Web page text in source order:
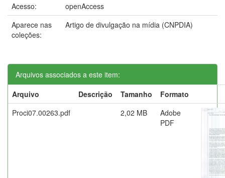
Acesso:
openAccess
Aparece nas
coleções:
Artigo de divulgação na mídia (CNPDIA)
Arquivos associados a este item:
Arquivo
Descrição Tamanho
Formato
Proci07.00263.pdf
2,02 MB
Adobe
PDF